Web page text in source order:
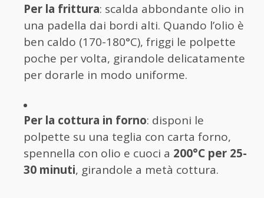
Per la frittura: scalda abbondante olio in
una padella dai bordi alti. Quando l’olio è
ben caldo (170-180°C), friggi le polpette
poche per volta, girandole delicatamente
per dorarle in modo uniforme.
Per la cottura in forno: disponi le
polpette su una teglia con carta forno,
spennella con olio e cuoci a 200°C per 25-
30 minuti, girandole a metà cottura.